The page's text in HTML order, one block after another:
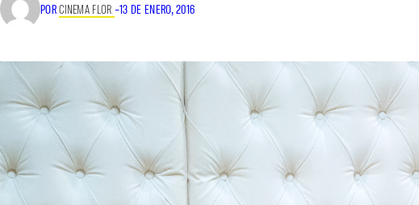
PORCINEMA FLOR –13 DE ENERO, 2016